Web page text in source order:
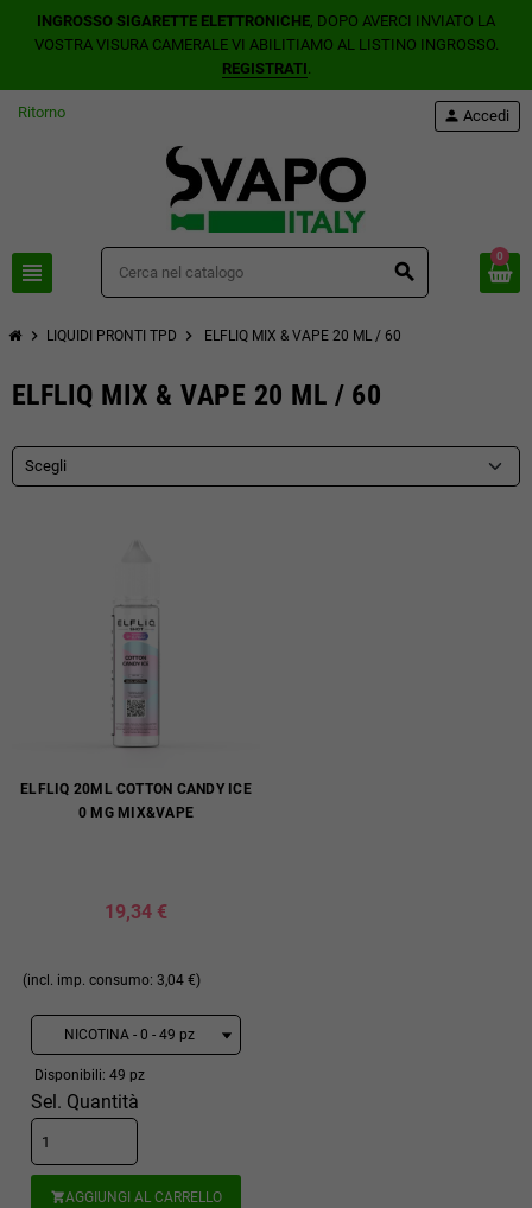
INGROSSO SIGARETTE ELETTRONICHE, DOPO AVERCI INVIATO LA
VOSTRA VISURA CAMERALE VI ABILITIAMO AL LISTINO INGROSSO.
REGISTRATI.
Ritorno
view_headline search
person Accedi
0
chevron_right LIQUIDI PRONTI TPD chevron_right ELFLIQ MIX & VAPE 20 ML / 60
ELFLIQ MIX & VAPE 20 ML / 60
Scegli
ELFLIQ 20ML COTTON CANDY ICE
0 MG MIX&VAPE
19,34 €
(incl. imp. consumo: 3,04 €)
Disponibili: 49 pz
Sel. Quantità
AGGIUNGI AL CARRELLO